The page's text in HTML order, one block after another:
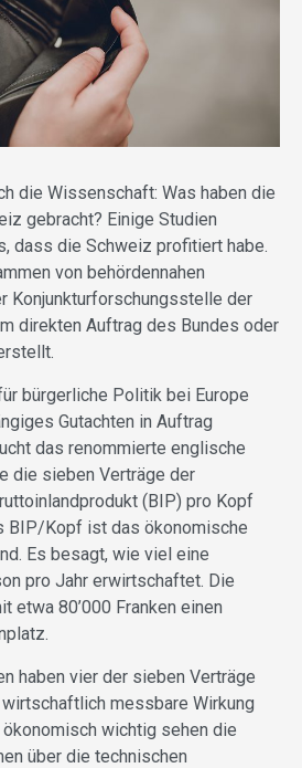
die Wissenschaft: Was haben die
gebracht? Einige Studien
dass die Schweiz profitiert habe.
von behördennahen
Konjunkturforschungsstelle der
direkten Auftrag des Bundes oder
bürgerliche Politik bei Europe
Gutachten in Auftrag
das renommierte englische
die sieben Verträge der
(BIP) pro Kopf
BIP/Kopf ist das ökonomische
Es besagt, wie viel eine
pro Jahr erwirtschaftet. Die
etwa 80’000 Franken einen
haben vier der sieben Verträge
messbare Wirkung
wichtig sehen die
über die technischen